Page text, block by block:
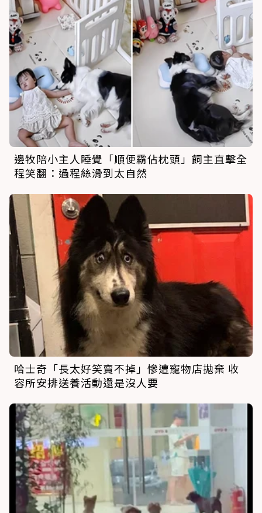
邊牧陪小主人睡覺「順便霸佔枕頭」飼主直擊全
程笑翻：過程絲滑到太自然
哈士奇「長太好笑賣不掉」慘遭寵物店拋棄 收
容所安排送養活動還是沒人要